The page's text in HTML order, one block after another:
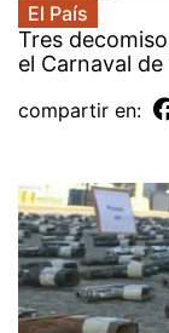
El País
Tres
el Carnaval
compartir en: